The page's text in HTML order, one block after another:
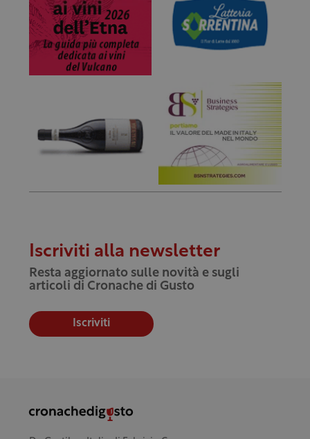
Iscriviti alla newsletter
Resta aggiornato sulle novità e sugli
articoli di Cronache di Gusto
Iscriviti